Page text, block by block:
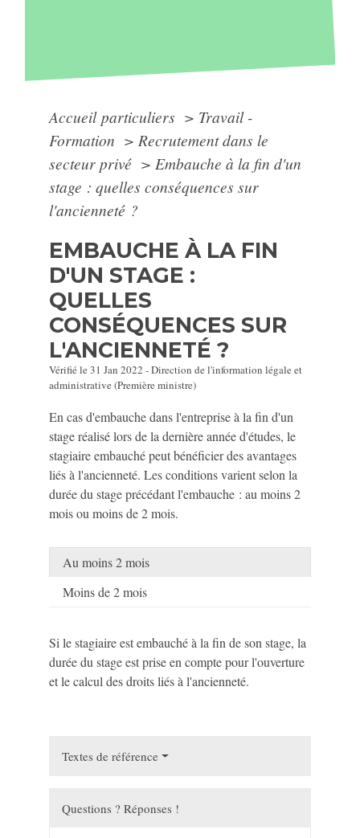
Accueil particuliers > Travail -
Formation > Recrutement dans le
secteur privé > Embauche à la fin d'un
stage : quelles conséquences sur
l'ancienneté ?
EMBAUCHE À LA FIN
D'UN STAGE :
QUELLES
CONSÉQUENCES SUR
L'ANCIENNETÉ ?
Vérifié le 31 Jan 2022 - Direction de l'information légale et
administrative (Première ministre)
En cas d'embauche dans l'entreprise à la fin d'un
stage réalisé lors de la dernière année d'études, le
stagiaire embauché peut bénéficier des avantages
liés à l'ancienneté. Les conditions varient selon la
durée du stage précédant l'embauche : au moins 2
mois ou moins de 2 mois.
Au moins 2 mois
Moins de 2 mois
Si le stagiaire est embauché à la fin de son stage, la
durée du stage est prise en compte pour l'ouverture
et le calcul des droits liés à l'ancienneté.
Textes de référence
Questions ? Réponses !